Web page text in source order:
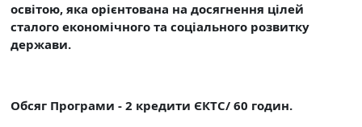
освітою, яка орієнтована на досягнення цілей
сталого економічного та соціального розвитку
держави.
Обсяг Програми - 2 кредити ЄКТС/ 60 годин.